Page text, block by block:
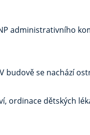
administrativního
budově se nachází
ordinace dětských